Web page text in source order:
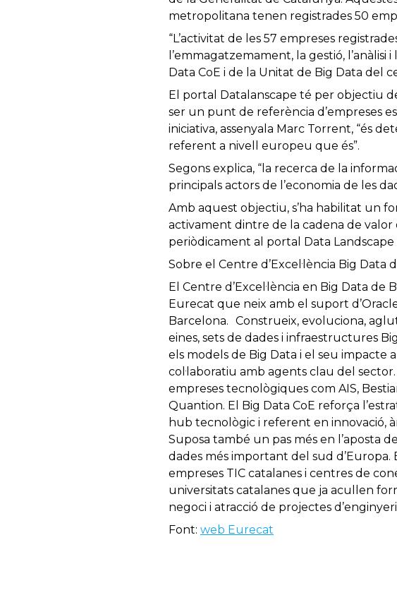
metropolitana tenen registrades 50
“L’activitat de les 57 empreses
l’emmagatzemament, la gestió,
Data CoE i de la Unitat de Big Data del
El portal Datalanscape té per objectiu
ser un punt de referència d’empreses
iniciativa, assenyala Marc Torrent, “és
referent a nivell europeu que és”.
Segons explica, “la recerca de la
principals actors de l’economia de les
Amb aquest objectiu, s’ha habilitat un
activament dintre de la cadena de valor
periòdicament al portal Data Landscape
Sobre el Centre d’Excel·lència Big Data
El Centre d’Excel·lència en Big Data
Eurecat que neix amb el suport
Barcelona. Construeix, evoluciona,
eines, sets de dades i infraestructures
els models de Big Data i el seu impacte
col·laboratiu amb agents clau del
empreses tecnològiques com AIS,
Quantion. El Big Data CoE reforça
hub tecnològic i referent en innovació,
Suposa també un pas més en l’aposta
dades més important del sud d’Europa.
empreses TIC catalanes i centres de
universitats catalanes que ja acullen
negoci i atracció de projectes
Font: web Eurecat